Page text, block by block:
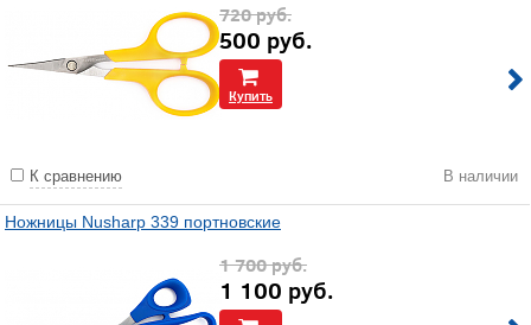
720руб.
500 руб.
Купить
К сравнению В наличии
Ножницы Nusharp 339 портновские
1 700руб.
1 100 руб.